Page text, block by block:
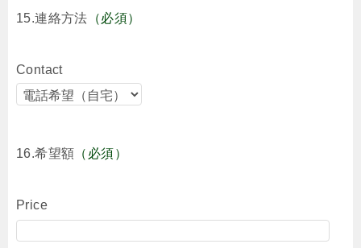
15.連絡方法 （必須）
Contact
16.希望額 （必須）
Price